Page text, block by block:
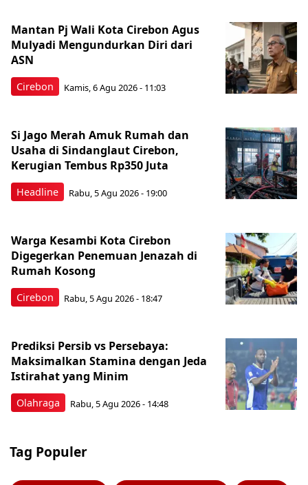
Cirebon
Mantan Pj Wali Kota Cirebon Agus
Mulyadi Mengundurkan Diri dari
ASN
Kamis, 6 Agu 2026 - 11:03
Headline
Si Jago Merah Amuk Rumah dan
Usaha di Sindanglaut Cirebon,
Kerugian Tembus Rp350 Juta
Rabu, 5 Agu 2026 - 19:00
Cirebon
Warga Kesambi Kota Cirebon
Digegerkan Penemuan Jenazah di
Rumah Kosong
Rabu, 5 Agu 2026 - 18:47
Olahraga
Prediksi Persib vs Persebaya:
Maksimalkan Stamina dengan Jeda
Istirahat yang Minim
Rabu, 5 Agu 2026 - 14:48
Tag Populer